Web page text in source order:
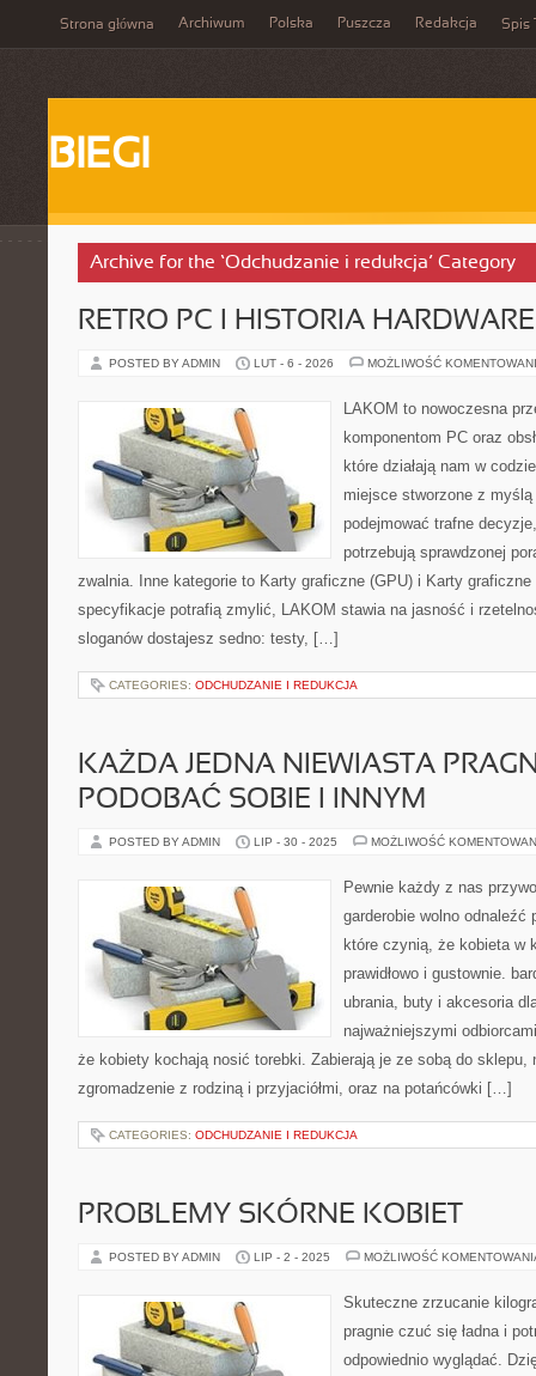
Strona główna Archiwum Polska Puszcza Redakcja Spis
BIEGI
Archive for the ‘Odchudzanie i redukcja’ Category
RETRO PC I HISTORIA
POSTED BY ADMIN LUT - 6 - 2026 MOŻLIWOŚĆ
LAKOM to nowoczesna
komponentom PC oraz
które działają nam w
miejsce stworzone z
podejmować trafne
potrzebują sprawdzonej
zwalnia. Inne kategorie to Karty graficzne (GPU) i Karty
specyfikacje potrafią zmylić, LAKOM stawia na jasność i
sloganów dostajesz sedno: testy, […]
CATEGORIES: ODCHUDZANIE I REDUKCJA
KAŻDA JEDNA NIEWIASTA
PODOBAĆ SOBIE I INNYM
POSTED BY ADMIN LIP - 30 - 2025 MOŻLIWOŚĆ
Pewnie każdy z nas
garderobie wolno odnaleźć
które czynią, że kobieta w
prawidłowo i gustownie.
ubrania, buty i akcesoria
najważniejszymi
że kobiety kochają nosić torebki. Zabierają je ze sobą do sklepu,
zgromadzenie z rodziną i przyjaciółmi, oraz na potańcówki […]
CATEGORIES: ODCHUDZANIE I REDUKCJA
PROBLEMY SKÓRNE KOBIET
POSTED BY ADMIN LIP - 2 - 2025 MOŻLIWOŚĆ
Skuteczne zrzucanie
pragnie czuć się ładna i
odpowiednio wyglądać.